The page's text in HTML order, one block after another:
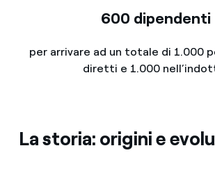
600 dipendenti
per arrivare ad un totale di 1.000
diretti e 1.000
La storia: origini e